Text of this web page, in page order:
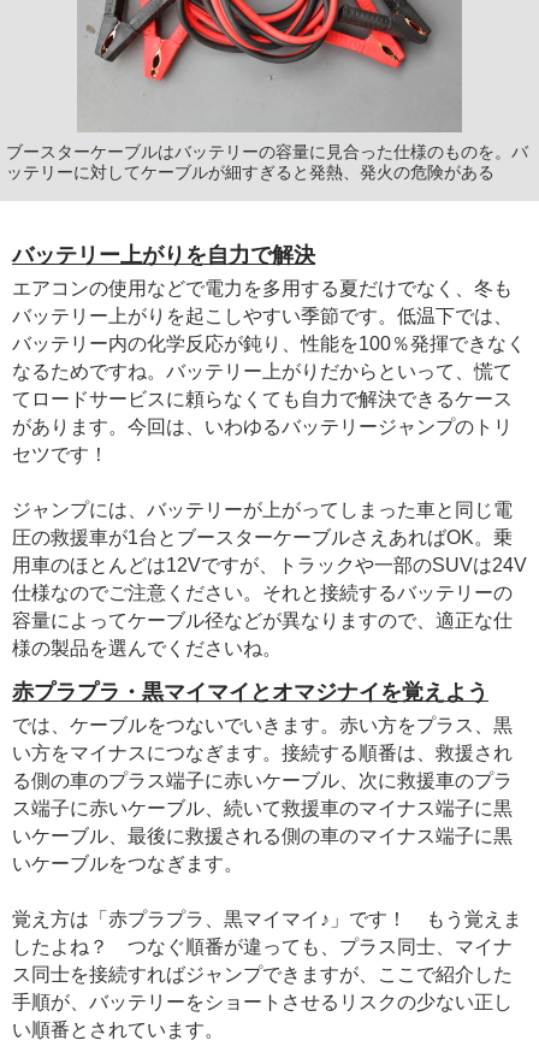
ブースターケーブルはバッテリーの容量に見合った仕様のものを。バ
ッテリーに対してケーブルが細すぎると発熱、発火の危険がある
バッテリー上がりを自力で解決
エアコンの使用などで電力を多用する夏だけでなく、冬も
バッテリー上がりを起こしやすい季節です。低温下では、
バッテリー内の化学反応が鈍り、性能を100％発揮できなく
なるためですね。バッテリー上がりだからといって、慌て
てロードサービスに頼らなくても自力で解決できるケース
があります。今回は、いわゆるバッテリージャンプのトリ
セツです！
ジャンプには、バッテリーが上がってしまった車と同じ電
圧の救援車が1台とブースターケーブルさえあればOK。乗
用車のほとんどは12Vですが、トラックや一部のSUVは24V
仕様なのでご注意ください。それと接続するバッテリーの
容量によってケーブル径などが異なりますので、適正な仕
様の製品を選んでくださいね。
赤プラプラ・黒マイマイとオマジナイを覚えよう
では、ケーブルをつないでいきます。赤い方をプラス、黒
い方をマイナスにつなぎます。接続する順番は、救援され
る側の車のプラス端子に赤いケーブル、次に救援車のプラ
ス端子に赤いケーブル、続いて救援車のマイナス端子に黒
いケーブル、最後に救援される側の車のマイナス端子に黒
いケーブルをつなぎます。
覚え方は「赤プラプラ、黒マイマイ♪」です！ もう覚えま
したよね？ つなぐ順番が違っても、プラス同士、マイナ
ス同士を接続すればジャンプできますが、ここで紹介した
手順が、バッテリーをショートさせるリスクの少ない正し
い順番とされています。